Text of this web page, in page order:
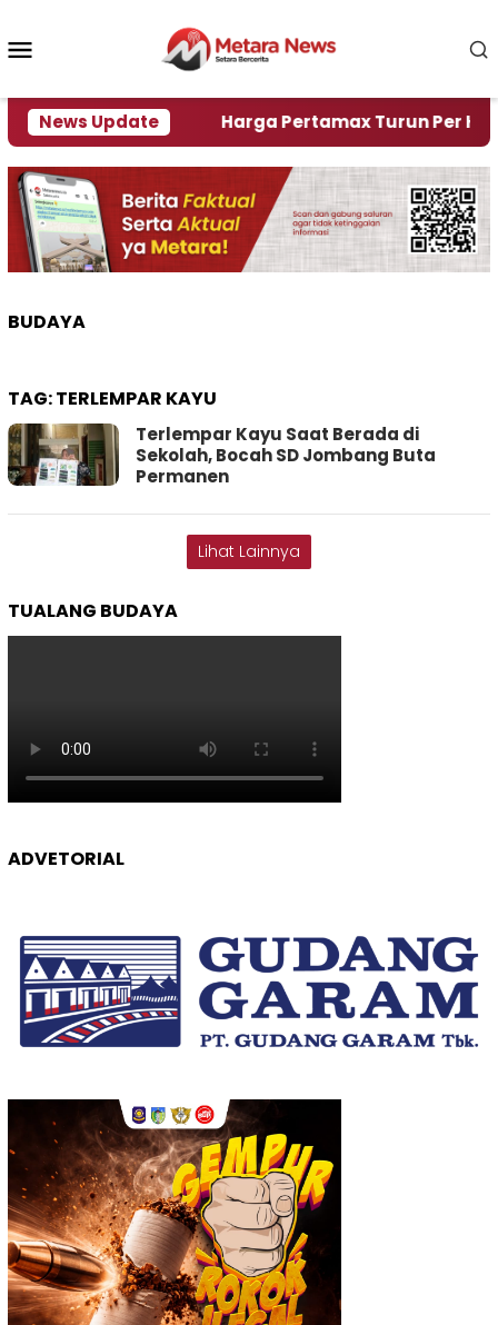
konten
News Update
Krisi Air Harga Pertamax Turun Per Hari Ini,
BUDAYA
TAG:TERLEMPAR KAYU
Terlempar Kayu Saat Berada di
Sekolah, Bocah SD Jombang Buta
Permanen
Lihat Lainnya
TUALANG BUDAYA
ADVETORIAL